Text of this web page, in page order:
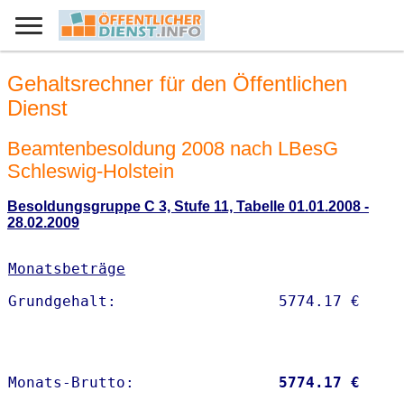
Gehaltsrechner für den Öffentlichen
Dienst
Beamtenbesoldung 2008 nach LBesG
Schleswig-Holstein
Besoldungsgruppe C 3, Stufe 11, Tabelle 01.01.2008 -
28.02.2009
Monatsbeträge
Monats-Brutto: 5774.17 €